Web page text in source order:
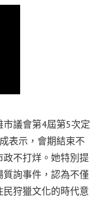
市議會第4屆第5次定
表示，會期結束不
不打烊。她特別提
詢事件，認為不僅
狩獵文化的時代意